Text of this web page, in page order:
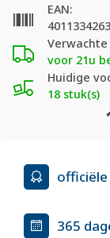
voor 21u
Huidige
18 stuk(s)
EAN:
365